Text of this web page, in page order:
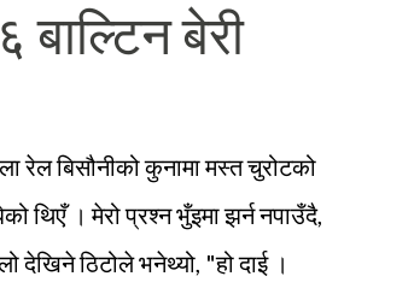
बेरी
रेल बिसौनीको कुनामा मस्त चुरोटको
थिएँ । मेरो प्रश्न भुँइमा झर्न नपाउँदै,
देखिने ठिटोले भनेथ्यो, "हो दाई ।